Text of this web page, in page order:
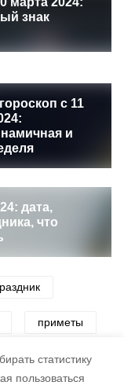
статистику
пользоваться
знак
с 11
и
дата,
что
приметы